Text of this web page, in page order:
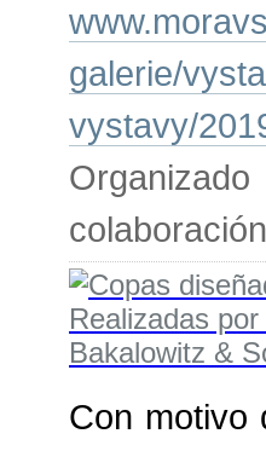
galerie/
vystavy/
Con motivo